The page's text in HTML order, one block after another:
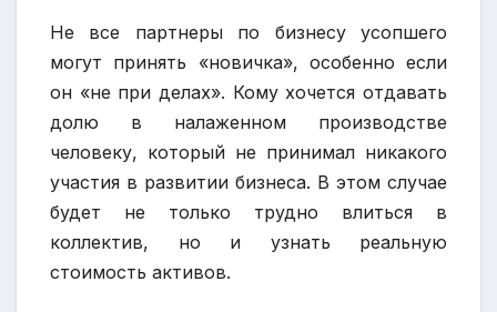
Не все партнеры по бизнесу усопшего
могут принять «новичка», особенно если
он «не при делах». Кому хочется отдавать
долю в налаженном производстве
человеку, который не принимал никакого
участия в развитии бизнеса. В этом случае
будет не только трудно влиться в
коллектив, но и узнать реальную
стоимость активов.